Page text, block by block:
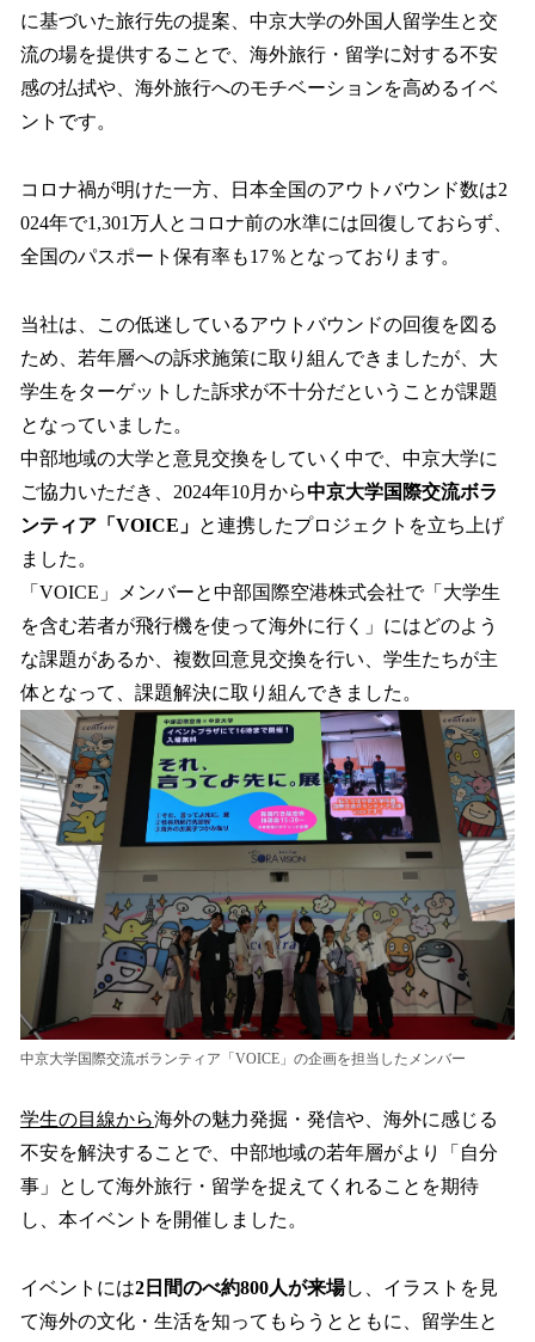
に基づいた旅行先の提案、中京大学の外国人留学生と交
流の場を提供することで、海外旅行・留学に対する不安
感の払拭や、海外旅行へのモチベーションを高めるイベ
ントです。
コロナ禍が明けた一方、日本全国のアウトバウンド数は2
024年で1,301万人とコロナ前の水準には回復しておらず、
全国のパスポート保有率も17％となっております。
当社は、この低迷しているアウトバウンドの回復を図る
ため、若年層への訴求施策に取り組んできましたが、大
学生をターゲットした訴求が不十分だということが課題
となっていました。
中部地域の大学と意見交換をしていく中で、中京大学に
ご協力いただき、2024年10月から中京大学国際交流ボラ
ンティア「VOICE」 と連携したプロジェクトを立ち上げ
ました。
「VOICE」メンバーと中部国際空港株式会社で「大学生
を含む若者が飛行機を使って海外に行く」にはどのよう
な課題があるか、複数回意見交換を行い、学生たちが主
体となって、課題解決に取り組んできました。
中京大学国際交流ボランティア「VOICE」の企画を担当したメンバー
学生の目線から海外の魅力発掘・発信や、海外に感じる
不安を解決することで、中部地域の若年層がより「自分
事」として海外旅行・留学を捉えてくれることを期待
し、本イベントを開催しました。
イベントには2日間のべ約800人が来場し、イラストを見
て海外の文化・生活を知ってもらうとともに、留学生と